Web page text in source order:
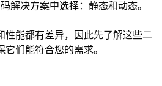
解决方案中选择：静态和动态。
性能都有差异，因此先了解这些二
们能符合您的需求。